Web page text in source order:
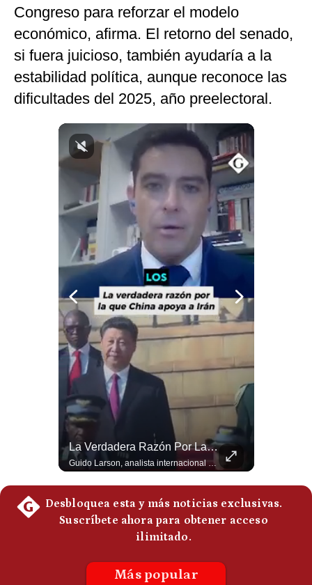
Gestión TV
Videos
Privacidad
Preguntas
Frecuentes
Congreso para reforzar el modelo
económico, afirma. El retorno del senado,
si fuera juicioso, también ayudaría a la
estabilidad política, aunque reconoce las
dificultades del 2025, año preelectoral.
La Verdadera Razón Por La Que China Apoya A Irán | Gestión Mundo
Guido Larson, analista internacional explica que la guerra no puede entenderse únicamente como un enfrentamiento entre Estados Unidos e Irán, sino también dentro de la competencia global entre Washington y Pekín. El analista sostiene que China mantiene su relación petrolera con Irán y que le interesa que Estados Unidos consuma recursos y pierda influencia. 🚀 ¿Quieres entender el mundo sin ruido? Únete a nuestra comunidad y forma parte del cambio. #GestiónNewsroomLive #NoticiasGlobales #AnálisisGeopolítico #EconomíaMundial #IA #Geopolítica #LatinosEnUSA #NoticiasEnEspañol 👉 Suscríbete y activa la campana para no perderte nuestro análisis diario. 🌎 Síguenos en nuestras redes sociales: 📌 Web oficial: https://gestion.pe/mundo/ 📌 LinkedIn: http://bit.ly/3HYIET0 📌 X (Twitter): http://bit.ly/4noZtX9 📌 TikTok: http://bit.ly/4evB6TO